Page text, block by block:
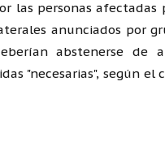
las personas afectadas
anunciados por
abstenerse de
"necesarias", según el